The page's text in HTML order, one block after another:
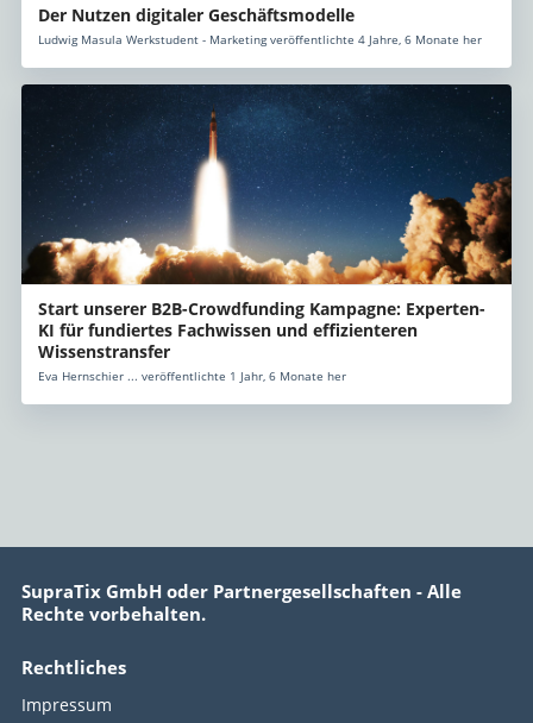
Der Nutzen digitaler Geschäftsmodelle
Ludwig Masula Werkstudent - Marketing veröffentlichte 4 Jahre, 6 Monate her
Start unserer B2B-Crowdfunding Kampagne: Experten-
KI für fundiertes Fachwissen und effizienteren
Wissenstransfer
Eva Hernschier ... veröffentlichte 1 Jahr, 6 Monate her
SupraTix GmbH oder Partnergesellschaften - Alle
Rechte vorbehalten.
Rechtliches
Impressum